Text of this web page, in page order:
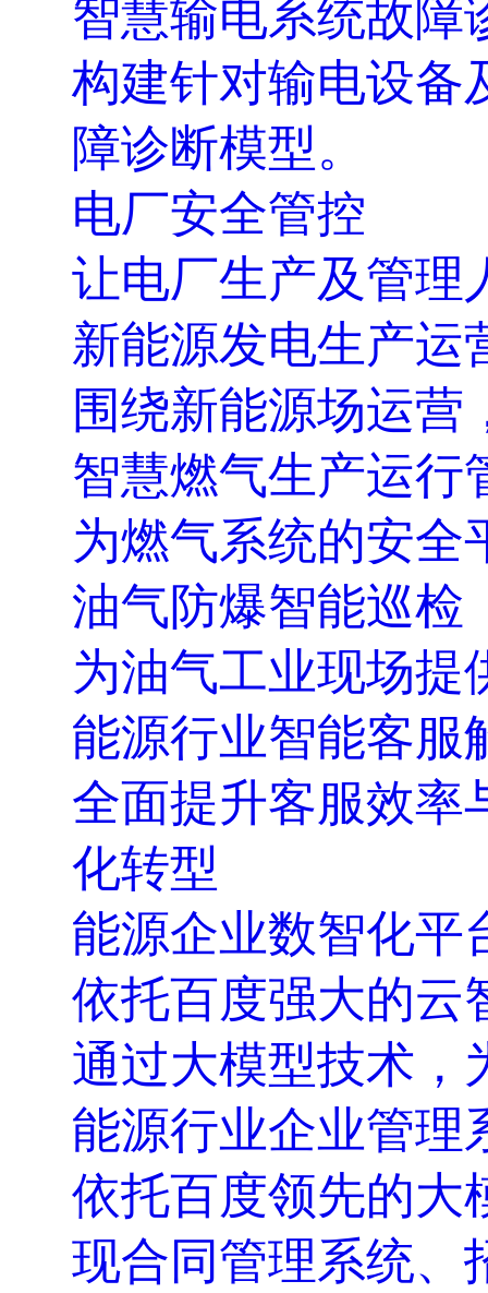
智慧输电系统故障
构建针对输电设备
障诊断模型。
电厂安全管控
让电厂生产及管理
新能源发电生产运
围绕新能源场运营
智慧燃气生产运行
为燃气系统的安全
油气防爆智能巡检
为油气工业现场提
能源行业智能客服
全面提升客服效率
化转型
能源企业数智化平
依托百度强大的云
通过大模型技术，
能源行业企业管理
依托百度领先的大
现合同管理系统、